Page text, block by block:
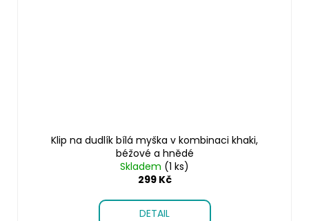
Klip na dudlík bílá myška v kombinaci khaki,
béžové a hnědé
Skladem (1 ks)
299 Kč
DETAIL